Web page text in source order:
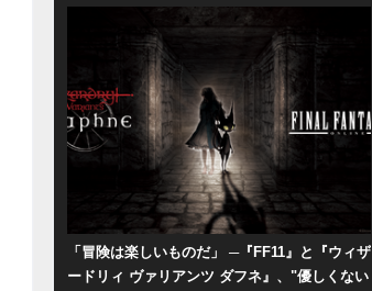
「冒険は楽しいものだ」 ─『FF11』と『ウィザ
ードリィ ヴァリアンツ ダフネ』、"優しくない